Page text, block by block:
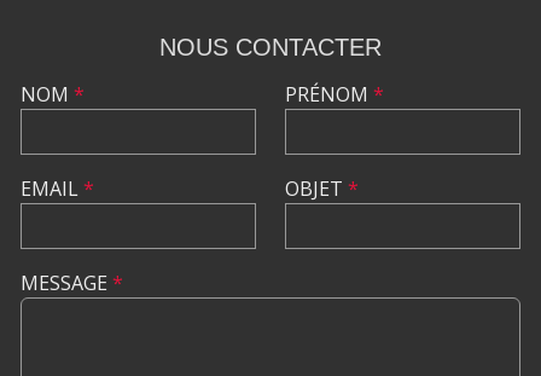
NOUS CONTACTER
NOM *
EMAIL*
PRÉNOM *
OBJET *
MESSAGE *